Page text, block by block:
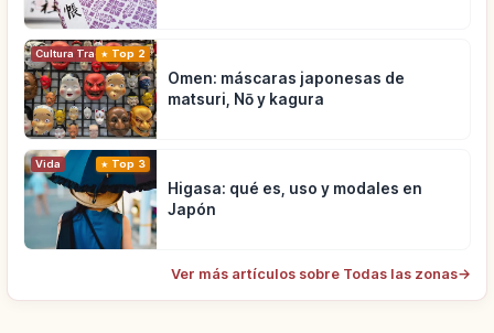
Cultura Tradicional
Top 2
Omen: máscaras japonesas de
matsuri, Nō y kagura
Vida Top 3
Higasa: qué es, uso y modales en
Japón
Ver más artículos sobre Todas las zonas→